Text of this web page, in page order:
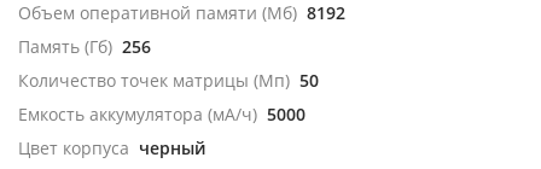
Объем оперативной памяти (Мб) 8192
Память (Гб) 256
Количество точек матрицы (Мп) 50
Емкость аккумулятора (мА/ч) 5000
Цвет корпуса черный